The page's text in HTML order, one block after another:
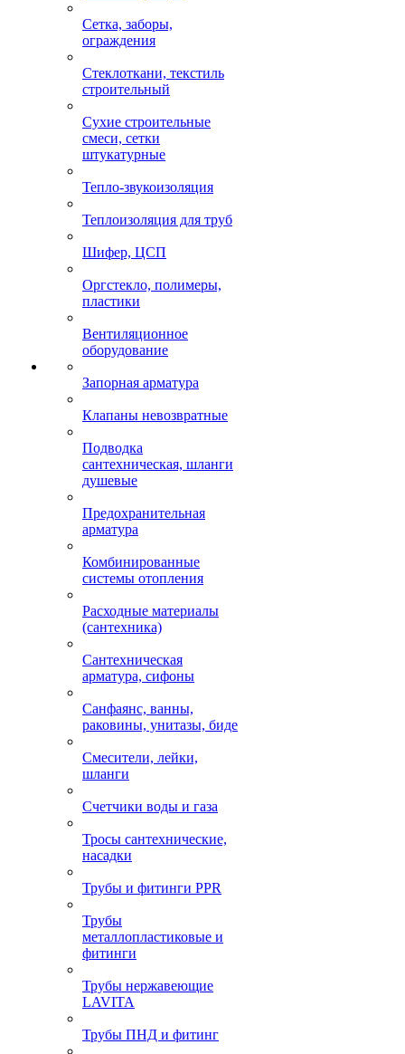
Сетка, заборы,
ограждения
Стеклоткани, текстиль
строительный
Сухие строительные
смеси, сетки
штукатурные
Тепло-звукоизоляция
Теплоизоляция для труб
Шифер, ЦСП
Оргстекло, полимеры,
пластики
Вентиляционное
оборудование
Запорная арматура
Клапаны невозвратные
Подводка
сантехническая, шланги
душевые
Предохранительная
арматура
Комбинированные
системы отопления
Расходные материалы
(сантехника)
Сантехническая
арматура, сифоны
Санфаянс, ванны,
раковины, унитазы, биде
Смесители, лейки,
шланги
Счетчики воды и газа
Тросы сантехнические,
насадки
Трубы и фитинги PPR
Трубы
металлопластиковые и
фитинги
Трубы нержавеющие
LAVITA
Трубы ПНД и фитинг